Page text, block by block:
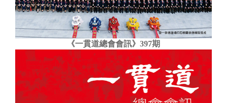
《一貫道總會會訊》397期